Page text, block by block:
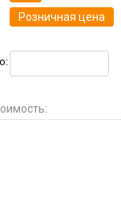
Розничная цена